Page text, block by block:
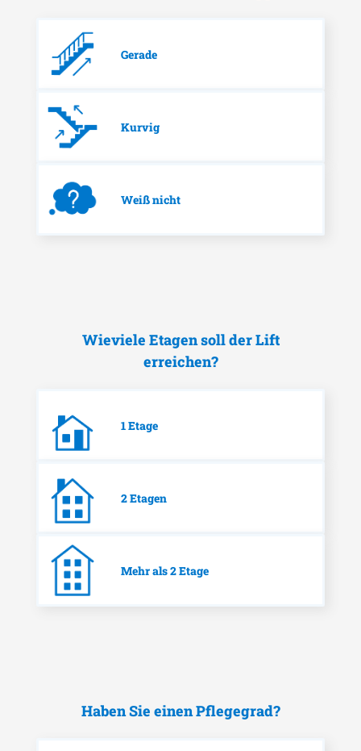
Gerade
Kurvig
Weiß nicht
Wieviele Etagen soll der Lift
erreichen?
1 Etage
2 Etagen
Mehr als 2 Etage
Haben Sie einen Pflegegrad?